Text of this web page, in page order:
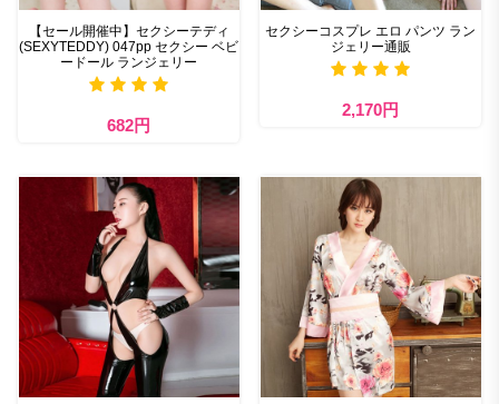
【セール開催中】セクシーテディ
(SEXYTEDDY) 047pp セクシー ベビ
ードール ランジェリー
682円
セクシーコスプレ エロ パンツ ラン
ジェリー通販
2,170円